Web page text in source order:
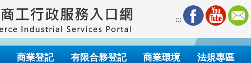
:::
商業登記 有限合夥登記 商業環境 法規專區